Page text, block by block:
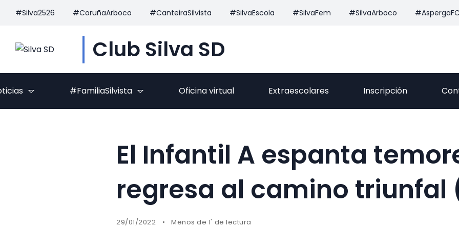
#Silva2526 #CoruñaArboco #CanteiraSilvista #SilvaEscola #SilvaFem #SilvaArboco #AspergaFC
Club Silva SD
#FamiliaSilvista Oficina virtual Extraescolares Inscripción
El Infantil A espanta
regresa al camino triunfal
29/01/2022 Menos de 1' de lectura